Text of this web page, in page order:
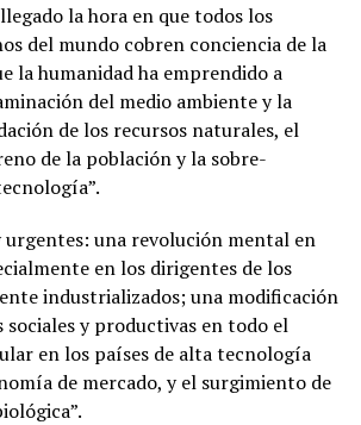
la hora en que todos los
del mundo cobren conciencia de la
la humanidad ha emprendido a
del medio ambiente y la
de los recursos naturales, el
de la población y la sobre-
urgentes: una revolución mental en
en los dirigentes de los
industrializados; una modificación
sociales y productivas en todo el
en los países de alta tecnología
de mercado, y el surgimiento de